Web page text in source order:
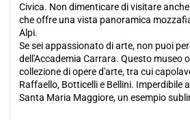
Civica. Non dimenticare di visitare
che offre una vista panoramica
Alpi.
Se sei appassionato di arte, non puoi
dell'Accademia Carrara. Questo museo
collezione di opere d'arte, tra cui
Raffaello, Botticelli e Bellini. Imperdibile
Santa Maria Maggiore, un esempio
barocca, con un interno sontuoso e